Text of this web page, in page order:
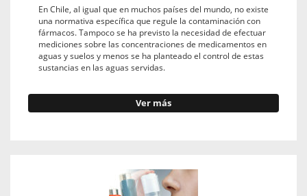
En Chile, al igual que en muchos países del mundo, no existe
una normativa específica que regule la contaminación con
fármacos. Tampoco se ha previsto la necesidad de efectuar
mediciones sobre las concentraciones de medicamentos en
aguas y suelos y menos se ha planteado el control de estas
sustancias en las aguas servidas.
Ver más